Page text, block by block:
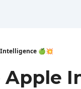
Intelligence 🍏💥
Apple